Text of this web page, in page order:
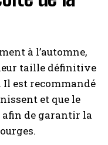
à l’automne,
taille définitive
Il est recommandé
et que le
afin de garantir la